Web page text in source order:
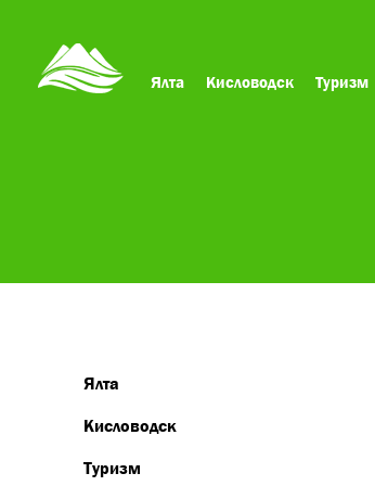
Ялта Кисловодск Туризм
Ялта
Кисловодск
Туризм